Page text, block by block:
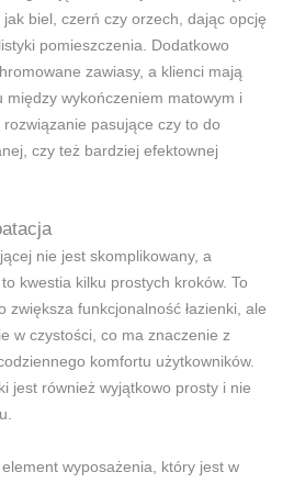
biel, czerń czy orzech, dając opcję
pomieszczenia. Dodatkowo
zawiasy, a klienci mają
między wykończeniem matowym i
rozwiązanie pasujące czy to do
czy też bardziej efektownej
nie jest skomplikowany, a
kwestia kilku prostych kroków. To
zwiększa funkcjonalność łazienki, ale
w czystości, co ma znaczenie z
komfortu użytkowników.
jest również wyjątkowo prosty i nie
wyposażenia, który jest w